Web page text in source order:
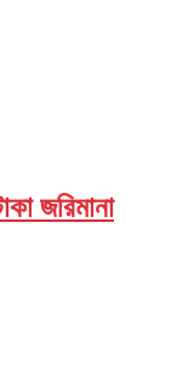
জরিমানা